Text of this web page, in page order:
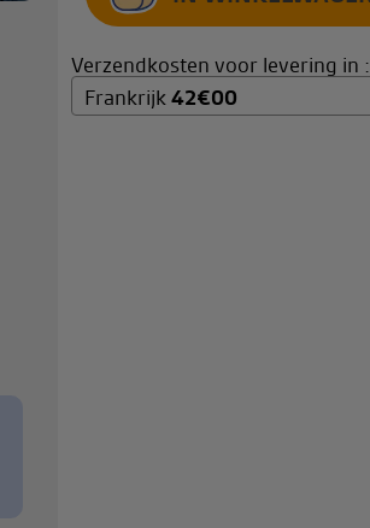
Verzendkosten voor levering in :
Frankrijk42€00